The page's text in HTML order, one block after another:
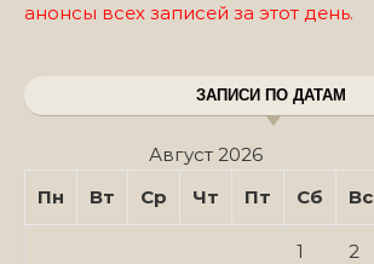
анонсы всех записей за этот день.
ЗАПИСИ ПО ДАТАМ
Август 2026
Пн
Вт Ср Чт Пт Сб Вс
1 2